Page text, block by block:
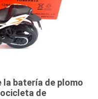
batería de plomo
de